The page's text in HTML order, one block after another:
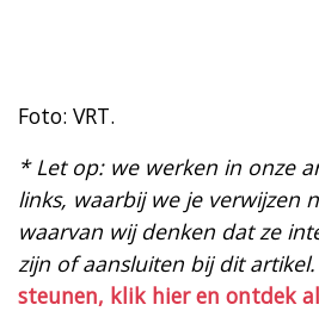
Foto: VRT.
* Let op: we werken in onze
links, waarbij we je verwijzen
waarvan wij denken dat ze
zijn of aansluiten bij dit artikel.
steunen, klik hier en ontdek